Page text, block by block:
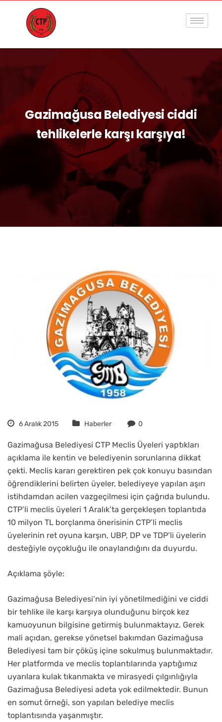
Gazimağusa Belediyesi ciddi
tehlikelerle karşı karşıya!
6 Aralık 2015 Haberler 0
Gazimağusa Belediyesi CTP Meclis Üyeleri yaptıkları
açıklama ile kentin ve belediyenin sorunlarına dikkat
çekti. Meclis kararı gerektiren pek çok konuyu basından
öğrendiklerini belirten üyeler, belediyeye yapılan aşırı
istihdamdan acilen vazgeçilmesi için çağrıda bulundu.
CTP’li meclis üyeleri 1 Aralık’ta gerçekleşen toplantıda
10 milyon TL borçlanma önerisinin CTP’li meclis
üyelerinin ret oyuna karşın, UBP, DP ve TDP’li üyelerin
desteğiyle oyçokluğu ile onaylandığını da duyurdu.
Açıklama şöyle:
Gazimağusa Belediyesi’nin iyi yönetilmediğini ve ciddi
bir tehlike ile karşı karşıya olunduğunu birçok kez
kamuoyunun bilgisine getirmiş bulunmaktayız. Gerek
mali açıdan, gerekse yönetsel bakımdan Gazimağusa
Belediyesi tam bir çöküş içine sokulmuş bulunmaktadır.
Her platformda ve meclis toplantılarında yaptığımız
uyarılara kulak tıkanmakta ve mirasyedi çılgınlığıyla
Gazimağusa Belediyesi adeta yok edilmektedir. Bunun
en somut örneği, son yapılan belediye meclis
toplantısında yaşanmıştır.